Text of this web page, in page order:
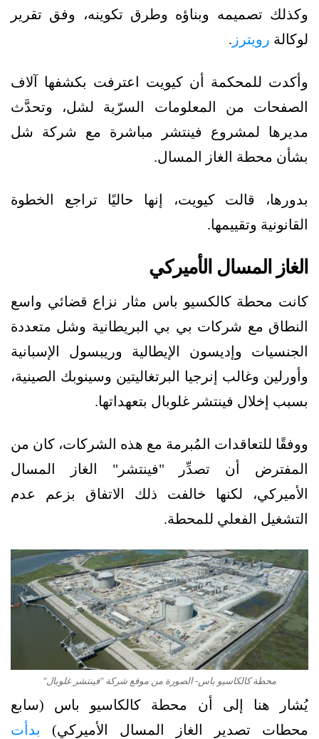
وكذلك تصميمه وبناؤه وطرق تكوينه، وفق تقرير
لوكالة رويترز .
وأكدت للمحكمة أن كيويت اعترفت بكشفها آلاف
الصفحات من المعلومات السرّية لشل، وتحدَّث
مديرها لمشروع فينتشر مباشرة مع شركة شل
بشأن محطة الغاز المسال.
بدورها، قالت كيويت، إنها حاليًا تراجع الخطوة
القانونية وتقييمها.
الغاز المسال الأميركي
كانت محطة كالكسيو باس مثار نزاع قضائي واسع
النطاق مع شركات بي بي البريطانية وشل متعددة
الجنسيات وإديسون الإيطالية وريبسول الإسبانية
وأورلين وغالب إنرجيا البرتغاليتين وسينوبك الصينية،
بسبب إخلال فينتشر غلوبال بتعهداتها.
ووفقًا للتعاقدات المُبرمة مع هذه الشركات، كان من
المفترض أن تصدِّر "فينتشر" الغاز المسال
الأميركي، لكنها خالفت ذلك الاتفاق بزعم عدم
التشغيل الفعلي للمحطة.
محطة كالكاسيو باس- الصورة من موقع شركة "فينتشر غلوبال"
يُشار هنا إلى أن محطة كالكاسيو باس (سابع
محطات تصدير الغاز المسال الأميركي) بدأت